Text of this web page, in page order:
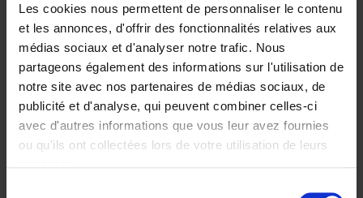
Les cookies nous permettent de personnaliser le contenu
et les annonces, d'offrir des fonctionnalités relatives aux
médias sociaux et d'analyser notre trafic. Nous
partageons également des informations sur l'utilisation de
notre site avec nos partenaires de médias sociaux, de
publicité et d'analyse, qui peuvent combiner celles-ci
avec d'autres informations que vous leur avez fournies
ou qu'ils ont collectées lors de votre utilisation de leurs
Optichannel Retail. Beyond
the Digital Hysteria
Gino Van Ossel
Autre finition
2019 350
€29,99